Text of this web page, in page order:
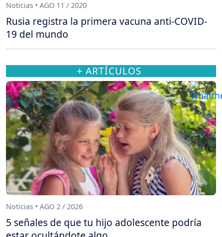
Noticias • AGO 11 / 2020
Rusia registra la primera vacuna anti-COVID-
19 del mundo
+ ARTÍCULOS
Noticias • AGO 2 / 2026
5 señales de que tu hijo adolescente podría